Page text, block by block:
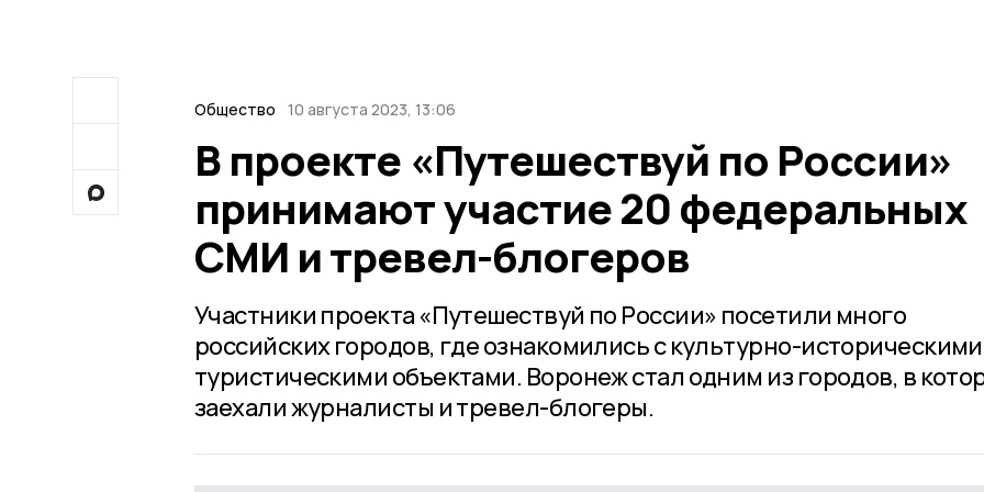
Общество 10 августа 2023, 13:06
В проекте «Путешествуй по России»
принимают участие 20 федеральных
СМИ и тревел-блогеров
Участники проекта «Путешествуй по России» посетили много
российских городов, где ознакомились с культурно-
туристическими объектами. Воронеж стал одним из городов, в
заехали журналисты и тревел-блогеры.